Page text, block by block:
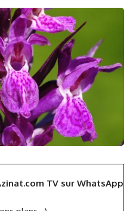
TV sur WhatsApp